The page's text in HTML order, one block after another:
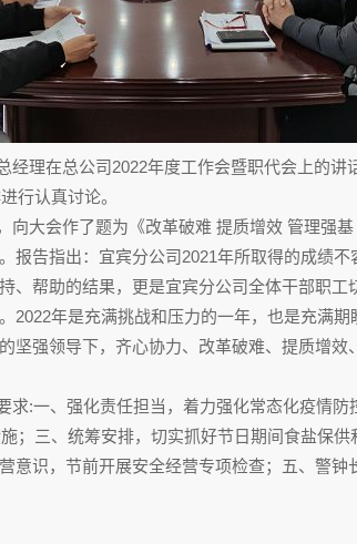
经理在总公司2022年度工作会暨职代会上的讲
行认真讨论。
向大会作了题为《改革破难 提质增效 管理强
报告指出：宜宾分公司2021年所取得的成绩
、帮助的结果，更是宜宾分公司全体干部职工
2022年是充满挑战和压力的一年，也是充满
坚强领导下，齐心协力、改革破难、提质增效
求:一、强化责任担当，着力强化常态化疫情防
；三、统筹安排，切实抓好节日期间食盐保
意识，节前开展安全经营专项检查；五、警钟